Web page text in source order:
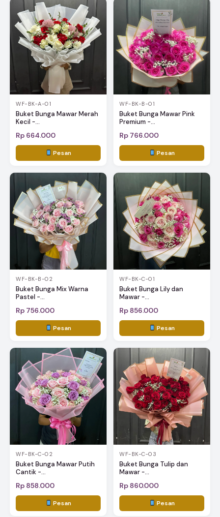
WF-BK-A-01
Buket Bunga Mawar Merah
Kecil -...
Rp 664.000
Pesan
WF-BK-B-01
Buket Bunga Mawar Pink
Premium -...
Rp 766.000
Pesan
WF-BK-B-02
Buket Bunga Mix Warna
Pastel -...
Rp 756.000
Pesan
WF-BK-C-01
Buket Bunga Lily dan
Mawar -...
Rp 856.000
Pesan
WF-BK-C-02
Buket Bunga Mawar Putih
Cantik -...
Rp 858.000
Pesan
WF-BK-C-03
Buket Bunga Tulip dan
Mawar -...
Rp 860.000
Pesan